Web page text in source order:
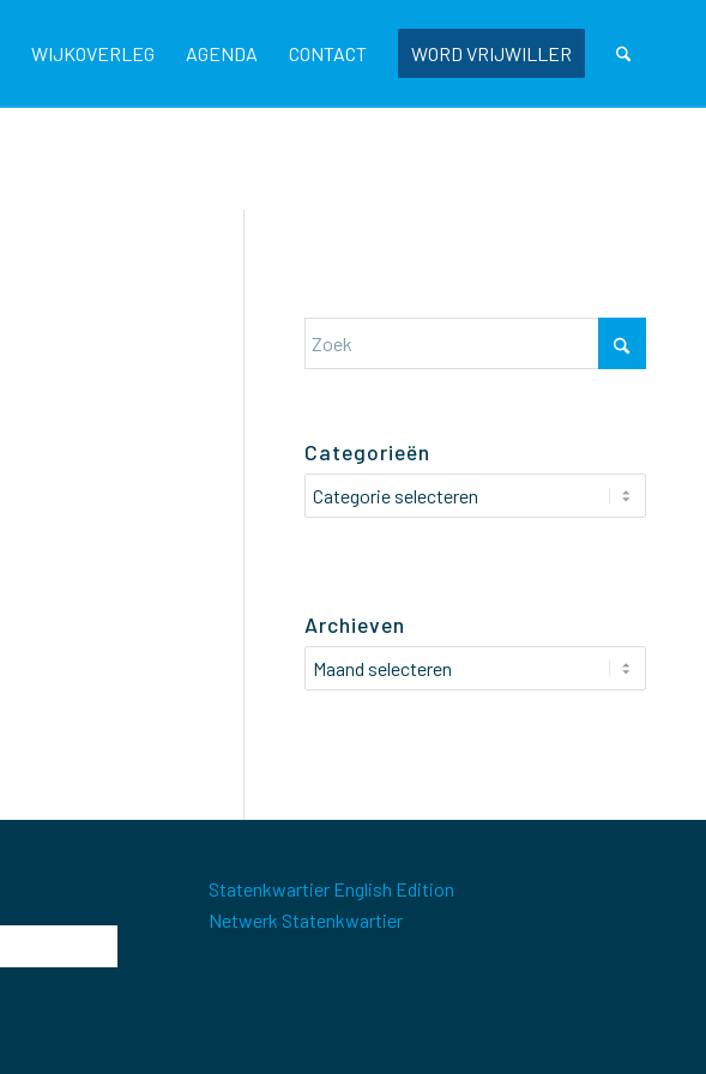
WIJKOVERLEG AGENDA CONTACT WORD VRIJWILLER
Categorieën
Categorieën
Archieven
Statenkwartier English Edition
Netwerk Statenkwartier